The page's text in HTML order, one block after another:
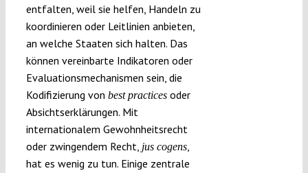
entfalten, weil sie helfen, Handeln zu
koordinieren oder Leitlinien anbieten,
an welche Staaten sich halten. Das
können vereinbarte Indikatoren oder
Evaluationsmechanismen sein, die
Kodifizierung von best practices oder
Absichtserklärungen. Mit
internationalem Gewohnheitsrecht
oder zwingendem Recht, jus cogens,
hat es wenig zu tun. Einige zentrale